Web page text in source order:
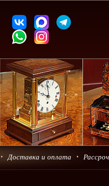
Доставка и оплата